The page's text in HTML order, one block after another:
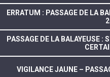
ERRATUM : PASSAGE DE LA
PASSAGE DE LA BALAYEUSE
VIGILANCE JAUNE –